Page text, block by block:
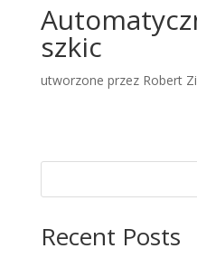
szkic
utworzone przez Robert
Recent Posts